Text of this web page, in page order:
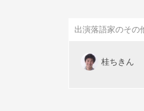
出演落語家のそ
桂ちきん